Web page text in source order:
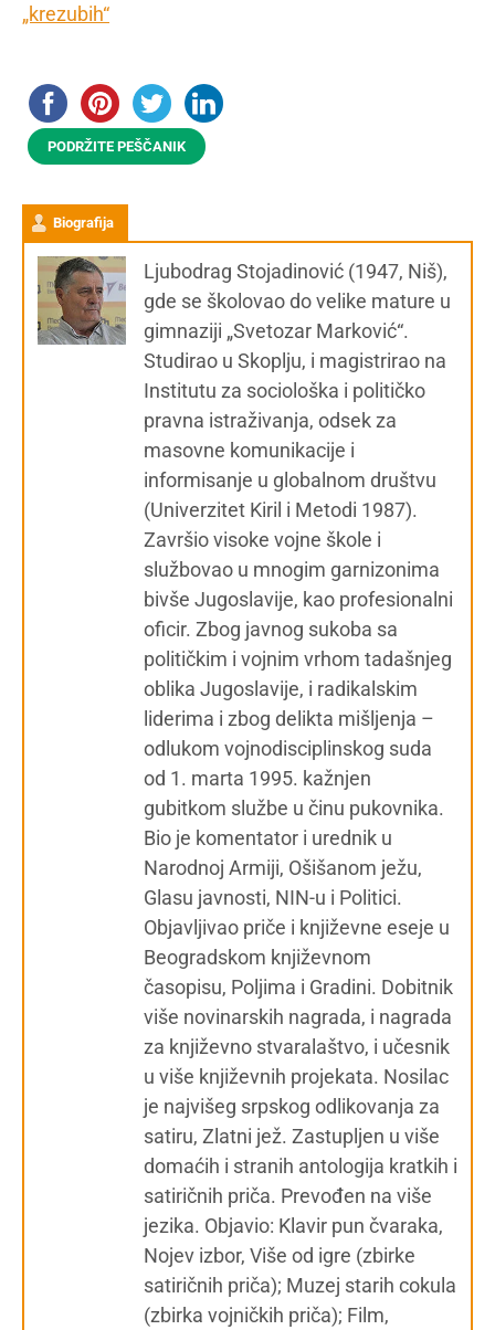
„krezubih“
PODRŽITE PEŠČANIK
Biografija
Ljubodrag Stojadinović (1947, Niš),
gde se školovao do velike mature u
gimnaziji „Svetozar Marković“.
Studirao u Skoplju, i magistrirao na
Institutu za sociološka i političko
pravna istraživanja, odsek za
masovne komunikacije i
informisanje u globalnom društvu
(Univerzitet Kiril i Metodi 1987).
Završio visoke vojne škole i
službovao u mnogim garnizonima
bivše Jugoslavije, kao profesionalni
oficir. Zbog javnog sukoba sa
političkim i vojnim vrhom tadašnjeg
oblika Jugoslavije, i radikalskim
liderima i zbog delikta mišljenja –
odlukom vojnodisciplinskog suda
od 1. marta 1995. kažnjen
gubitkom službe u činu pukovnika.
Bio je komentator i urednik u
Narodnoj Armiji, Ošišanom ježu,
Glasu javnosti, NIN-u i Politici.
Objavljivao priče i književne eseje u
Beogradskom književnom
časopisu, Poljima i Gradini. Dobitnik
više novinarskih nagrada, i nagrada
za književno stvaralaštvo, i učesnik
u više književnih projekata. Nosilac
je najvišeg srpskog odlikovanja za
satiru, Zlatni jež. Zastupljen u više
domaćih i stranih antologija kratkih i
satiričnih priča. Prevođen na više
jezika. Objavio: Klavir pun čvaraka,
Nojev izbor, Više od igre (zbirke
satiričnih priča); Muzej starih cokula
(zbirka vojničkih priča); Film,